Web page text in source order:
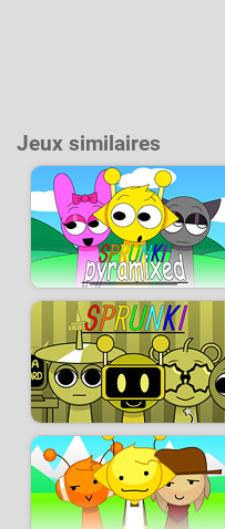
Jeux similaires